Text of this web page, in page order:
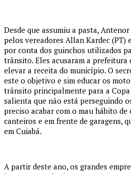
Desde que assumiu a pasta,
pelos vereadores Allan Kardec (PT)
por conta dos guinchos utilizados
trânsito. Eles acusaram a prefeitura
elevar a receita do município. O
este o objetivo e sim educar os
trânsito principalmente para a
salienta que não está perseguindo
preciso acabar com o mau hábito de
canteiros e em frente de garagens,
em Cuiabá.
A partir deste ano, os grandes